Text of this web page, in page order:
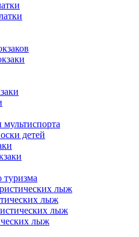
детей
туризма
лыж
лыж
лыж
лыж